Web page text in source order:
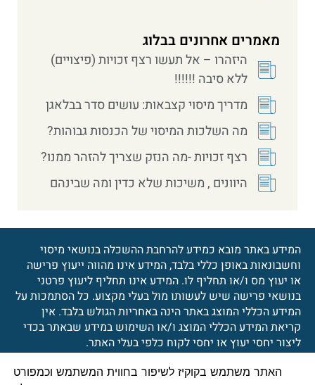
מאמרים אחרונים בבלוג
היזהרו – אל תעשו רצף זכויות (פיצויים)
ללא סיבה !!!!!!
מדריך מיסוי קצבאות: עושים סדר בבלאגן
מה השלכות המיסוי של הכנסות גבוהות?
רצף זכויות -מה הנזק שצריך להזהר ממנו?
היוונים , משיכות שלא כדין ומה שבינהם
המידע באתר מובא כמידע להרחבת ההשכלה בנושאי מיסוי
וחשבונאות באופן כללי בלבד, המידע אינו מהווה ייעוץ פרישה
או יעוץ מס ו/או תחליף לו. המידע אינו תחליף ליעוץ פרטני
בנושאי פרישה שיש לעשותו מול בעלי מקצוע. כל הסתמכות על
המידע הכללי המוצג באתר הינה באחריות הגולש בלבד. אין
קריאת המידע הכללי המוצג ו/או השימוש במידע שבאתר בכדי
ליצור יחסי יעוץ או יחסי לקוח כלפי בעלי האתר.
האתר משתמש בקוקיז לשיפור בחווית המשתמש וכמפורט